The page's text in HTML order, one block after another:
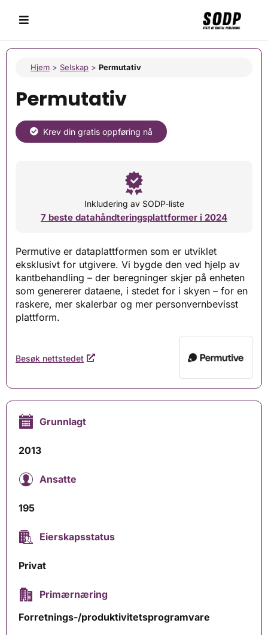
Hjem > Selskap > Permutativ
Permutativ
Krev din gratis oppføring nå
Inkludering av SODP-liste
7 beste datahåndteringsplattformer i 2024
Permutive er dataplattformen som er utviklet
eksklusivt for utgivere. Vi bygde den ved hjelp av
kantbehandling – der beregninger skjer på enheten
som genererer dataene, i stedet for i skyen – for en
raskere, mer skalerbar og mer personvernbevisst
plattform.
Besøk nettstedet
Grunnlagt
2013
Ansatte
195
Eierskapsstatus
Privat
Primærnæring
Forretnings-/produktivitetsprogramvare